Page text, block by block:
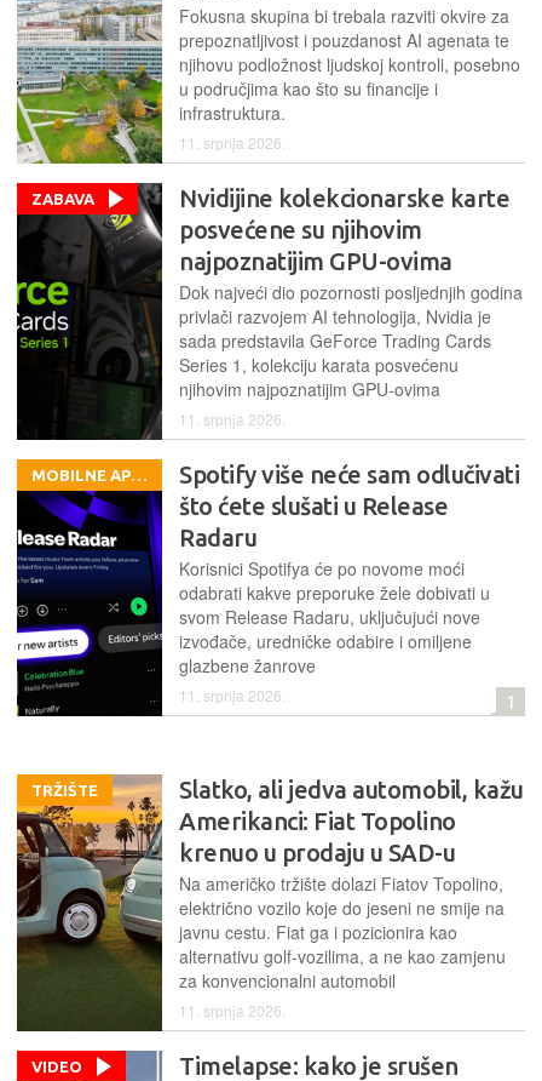
Fokusna skupina bi trebala razviti okvire za
prepoznatljivost i pouzdanost AI agenata te
njihovu podložnost ljudskoj kontroli, posebno
u područjima kao što su financije i
infrastruktura.
11. srpnja 2026.
ZABAVA
Nvidijine kolekcionarske karte
posvećene su njihovim
najpoznatijim GPU-ovima
Dok najveći dio pozornosti posljednjih godina
privlači razvojem AI tehnologija, Nvidia je
sada predstavila GeForce Trading Cards
Series 1, kolekciju karata posvećenu
njihovim najpoznatijim GPU-ovima
11. srpnja 2026.
MOBILNE APLIKACIJE
Spotify više neće sam odlučivati
što ćete slušati u Release
Radaru
Korisnici Spotifya će po novome moći
odabrati kakve preporuke žele dobivati u
svom Release Radaru, uključujući nove
izvođače, uredničke odabire i omiljene
glazbene žanrove
11. srpnja 2026. 1
TRŽIŠTE
Slatko, ali jedva automobil, kažu
Amerikanci: Fiat Topolino
krenuo u prodaju u SAD-u
Na američko tržište dolazi Fiatov Topolino,
električno vozilo koje do jeseni ne smije na
javnu cestu. Fiat ga i pozicionira kao
alternativu golf-vozilima, a ne kao zamjenu
za konvencionalni automobil
11. srpnja 2026.
VIDEO
Timelapse: kako je srušen